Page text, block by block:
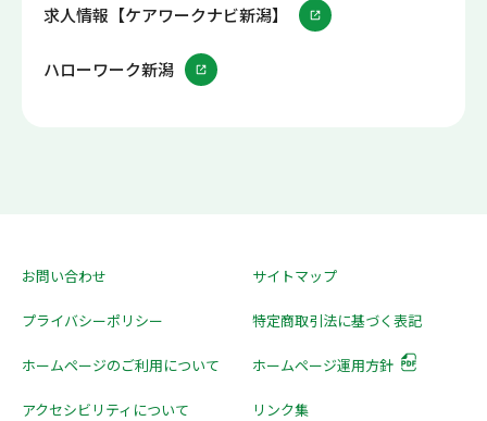
求人情報【ケアワークナビ新潟】
ハローワーク新潟
お問い合わせ サイトマップ
プライバシーポリシー 特定商取引法に基づく表記
ホームページのご利用について ホームページ運用方針
アクセシビリティについて リンク集